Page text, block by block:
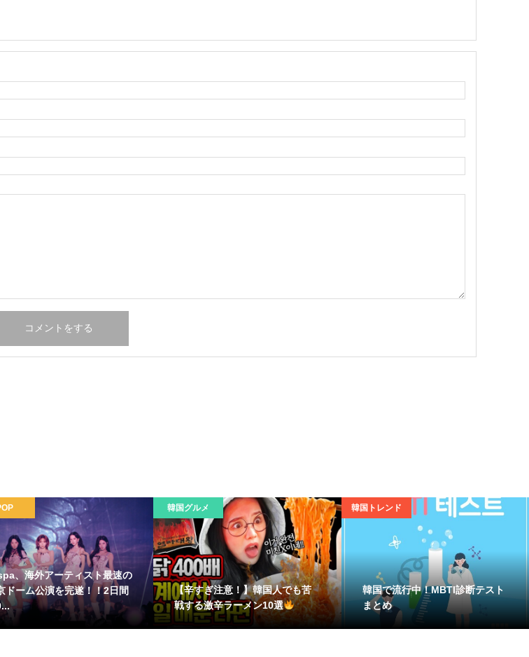
、海外アーティスト最速の
ドーム公演を完遂！！2日間
韓国グルメ
【辛すぎ注意！】韓国人でも苦
戦する激辛ラーメン10選
韓国トレンド
韓国で流行中！MBTI診断テスト
まとめ